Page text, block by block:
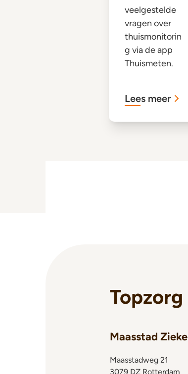
veelgestelde
vragen over
thuismonitorin
g via de app
Thuismeten.
Lees meer
Topzorg
Maasstad
Maasstadweg 21
3079 DZ Rotterdam